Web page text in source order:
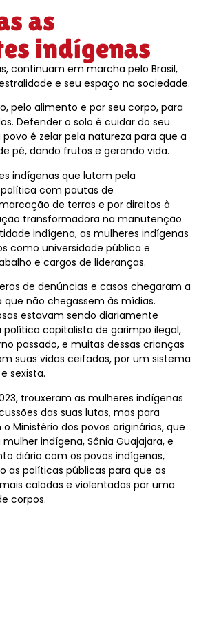
as
indígenas
continuam em marcha pelo Brasil,
e seu espaço na sociedade.
pelo alimento e por seu corpo, para
Defender o solo é cuidar do seu
é zelar pela natureza para que a
pé, dando frutos e gerando vida.
indígenas que lutam pela
com pautas de
de terras e por direitos à
transformadora na manutenção
indígena, as mulheres indígenas
como universidade pública e
e cargos de lideranças.
de denúncias e casos chegaram a
que não chegassem às mídias.
estavam sendo diariamente
capitalista de garimpo ilegal,
passado, e muitas dessas crianças
suas vidas ceifadas, por um sistema
sexista.
trouxeram as mulheres indígenas
das suas lutas, mas para
Ministério dos povos originários, que
indígena, Sônia Guajajara, e
diário com os povos indígenas,
as políticas públicas para que as
caladas e violentadas por uma
corpos.